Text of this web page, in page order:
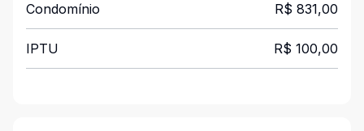
Condomínio R$ 831,00
IPTU R$ 100,00